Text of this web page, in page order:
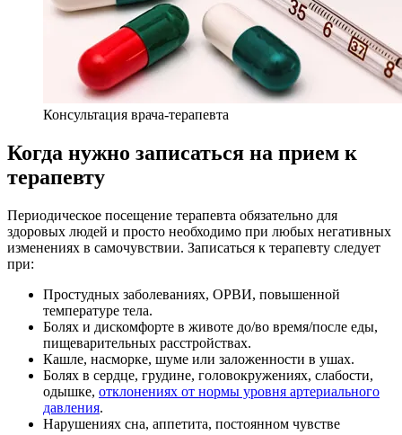
Консультация врача-терапевта
Когда нужно записаться на прием к
терапевту
Периодическое посещение терапевта обязательно для
здоровых людей и просто необходимо при любых негативных
изменениях в самочувствии. Записаться к терапевту следует
при:
Простудных заболеваниях, ОРВИ, повышенной
температуре тела.
Болях и дискомфорте в животе до/во время/после еды,
пищеварительных расстройствах.
Кашле, насморке, шуме или заложенности в ушах.
Болях в сердце, грудине, головокружениях, слабости,
одышке, отклонениях от нормы уровня артериального
давления.
Нарушениях сна, аппетита, постоянном чувстве